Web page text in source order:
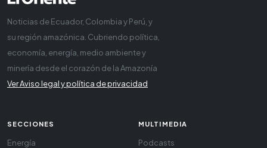
Noticias de Ecuador, Colombia y Perú, y
su región amazónica. Cubriendo política,
economía, energía, medio ambiente y
minería desde el corazón de la Amazonía
Ver Aviso legal y política de privacidad
SECCIONES
Energía
MULTIMEDIA
Podcasts